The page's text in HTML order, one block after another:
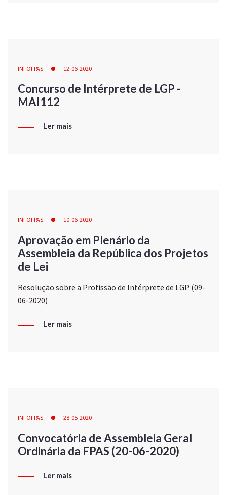
INFOFPAS 12-06-2020
Concurso de Intérprete de LGP -
MAI112
Ler mais
INFOFPAS 10-06-2020
Aprovação em Plenário da
Assembleia da República dos Projetos
de Lei
Resolução sobre a Profissão de Intérprete de LGP (09-
06-2020)
Ler mais
INFOFPAS 28-05-2020
Convocatória de Assembleia Geral
Ordinária da FPAS (20-06-2020)
Ler mais